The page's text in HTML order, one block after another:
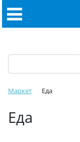
Маркет Еда
Еда